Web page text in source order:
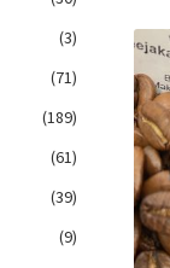
(3)
(71)
(189)
(61)
(39)
(9)